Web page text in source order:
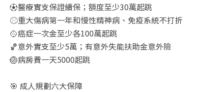
⚽醫療實支保證續保；額度至少30萬起跳
⚾重大傷病第一年和慢性精神病、免疫系統不打折
🥎癌症一次金至少各100萬起跳
🏀意外實支至少5萬；有意外失能扶助金意外險
🏐病房費一天5000起跳
🎯 成人規劃六大保障